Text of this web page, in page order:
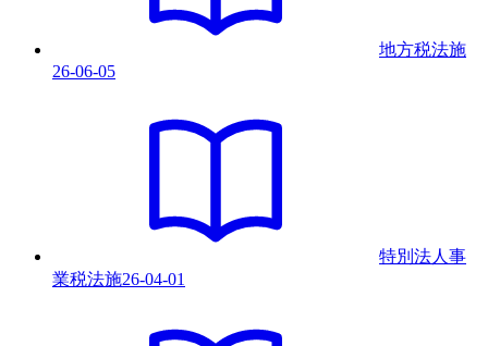
地方税法施
26-06-05
特別法人事
業税法施26-04-01